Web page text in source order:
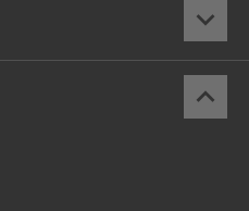
keyboard_arrow_down
keyboard_arrow_up